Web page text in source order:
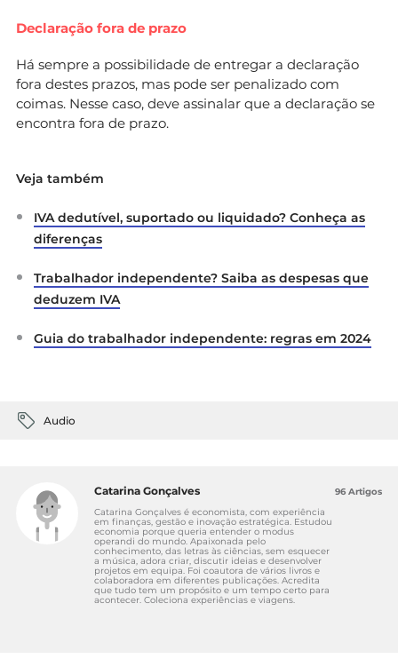
Declaração fora de prazo
Há sempre a possibilidade de entregar a declaração
fora destes prazos, mas pode ser penalizado com
coimas. Nesse caso, deve assinalar que a declaração se
encontra fora de prazo.
Veja também
IVA dedutível, suportado ou liquidado? Conheça as
diferenças
Trabalhador independente? Saiba as despesas que
deduzem IVA
Guia do trabalhador independente: regras em 2024
Audio
Catarina Gonçalves
Catarina Gonçalves é economista, com experiência
em finanças, gestão e inovação estratégica. Estudou
economia porque queria entender o modus
operandi do mundo. Apaixonada pelo
conhecimento, das letras às ciências, sem esquecer
a música, adora criar, discutir ideias e desenvolver
projetos em equipa. Foi coautora de vários livros e
colaboradora em diferentes publicações. Acredita
que tudo tem um propósito e um tempo certo para
acontecer. Coleciona experiências e viagens.
96 Artigos